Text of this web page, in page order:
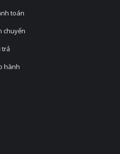
toán
chuyển
trả
hành